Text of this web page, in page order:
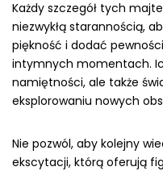
Każdy szczegół tych
niezwykłą starannością,
piękność i dodać
intymnych momentach.
namiętności, ale także
eksplorowaniu nowych
Nie pozwól, aby kolejny
ekscytacji, którą oferują